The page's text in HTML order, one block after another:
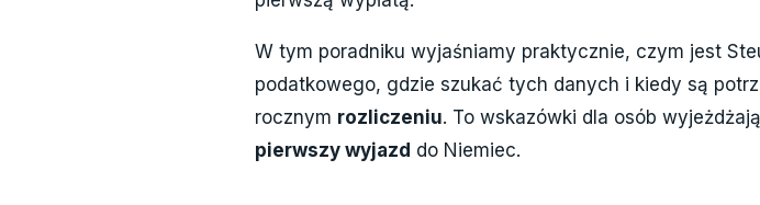
W tym poradniku wyjaśniamy praktycznie, czym jest
podatkowego, gdzie szukać tych danych i kiedy są
rocznym rozliczeniu. To wskazówki dla osób
pierwszy wyjazd do Niemiec.